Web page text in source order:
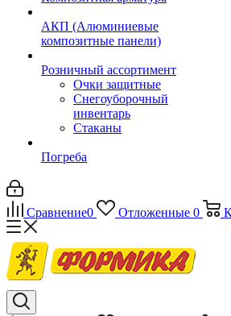
АКП (Алюминиевые
композитные панели)
Розничный ассортимент
Очки защитные
Снегоуборочный
инвентарь
Стаканы
Погреба
Сравнение0 Отложенные 0